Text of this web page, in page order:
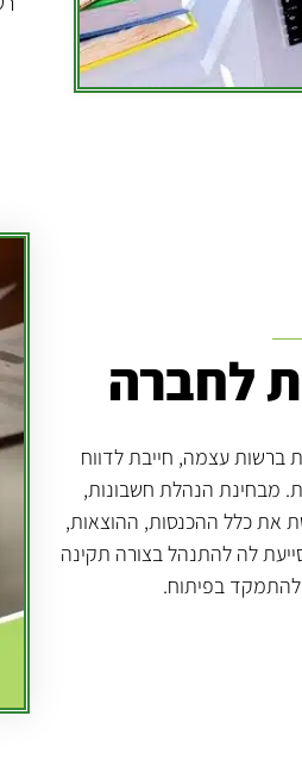
לחברה
עצמה, חייבת לדווח
מבחינת הנהלת חשבונות,
את כלל ההכנסות, ההוצאות,
לה להתנהל בצורה תקינה
ולהתמקד בפיתוח.